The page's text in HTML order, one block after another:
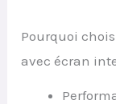
Pourquoi
avec écran